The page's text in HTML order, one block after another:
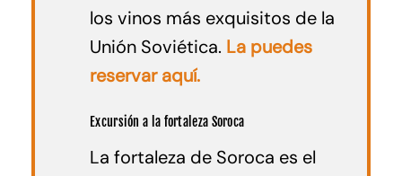
los vinos más exquisitos de la
Unión Soviética. La puedes
reservar aquí.
Excursión a la fortaleza Soroca
La fortaleza de Soroca es el